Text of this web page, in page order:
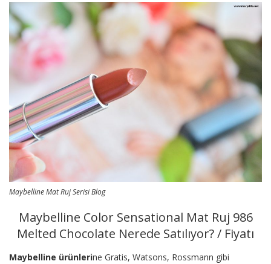
Maybelline Mat Ruj Serisi Blog
Maybelline Color Sensational Mat Ruj 986
Melted Chocolate Nerede Satılıyor? / Fiyatı
Maybelline ürünlerine Gratis, Watsons, Rossmann gibi